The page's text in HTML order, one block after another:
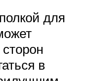
для
в